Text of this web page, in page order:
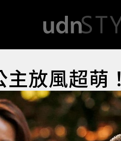
放風超萌！